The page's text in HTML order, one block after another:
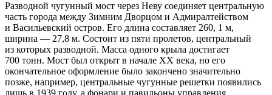
Разводной чугунный мост через Неву соединяет центральную
часть города между Зимним Дворцом и Адмиралтейством
и Васильевский остров. Его длина составляет 260, 1 м,
ширина — 27,8 м. Состоит из пяти пролетов, центральный
из которых разводной. Масса одного крыла достигает
700 тонн. Мост был открыт в начале XX века, но его
окончательное оформление было закончено значительно
позже, например, центральные чугунные решетки появились
лишь в 1939 году, а фонари и павильоны управления